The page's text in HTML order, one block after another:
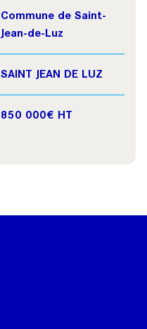
Commune de Saint-
Jean-de-Luz
SAINT JEAN DE LUZ
850 000€ HT